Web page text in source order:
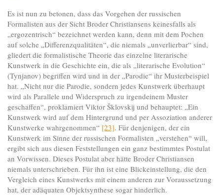
Es ist nun zu betonen, dass das Vorgehen der russischen
Formalisten aus der Sicht Broder Christiansens keinesfalls als
„ergozentrisch“ bezeichnet werden kann, denn mit dem Pochen
auf solche „Differenzqualitäten“, die niemals „unverlierbar“ sind,
gliedert die formalistische Theorie das einzelne literarische
Kunstwerk in die Geschichte ein, die als „literarische Evolution“
(Tynjanov) begriffen wird und in der „Parodie“ ihr Musterbeispiel
hat. „Nicht nur die Parodie, sondern jedes Kunstwerk überhaupt
wird als Parallele und Widerspruch zu irgendeinem Muster
geschaffen“, proklamiert Viktor Šklovskij und behauptet: „Ein
Kunstwerk wird auf dem Hintergrund und per Assoziation anderer
Kunstwerke wahrgenommen“ [23]. Für denjenigen, der ein
Kunstwerk im Sinne der russischen Formalisten „verstehen“ will,
ergibt sich aus diesen Feststellungen ein ganz bestimmtes Postulat
an Vorwissen. Dieses Postulat aber hätte Broder Christiansen
niemals unterschrieben. Für ihn ist eine Blickeinstellung, die den
Vergleich eines Kunstwerks mit einem anderen zur Voraussetzung
hat, der adäquaten Objektsynthese sogar hinderlich.